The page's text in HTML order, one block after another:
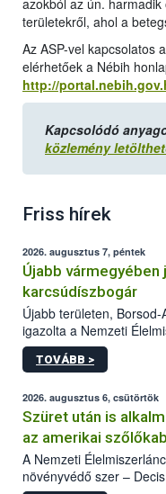
azokból az ún.
területekről, ahol a
Az ASP-vel kapcsolatos
elérhetőek a Nébih
http://
Kapcsolódó
közlemény
Friss hírek
2026. augusztus 7, péntek
Újabb
karcsúdíszbogár
Újabb területen,
igazolta a Nemzeti
kőrisrontó
kártevőt nem csak
az intenzív felderítést,
hatósággal is
TOVÁBB >
2026. augusztus 6, csütörtök
Szüret után is
az amerikai
A Nemzeti
növényvédő szer –